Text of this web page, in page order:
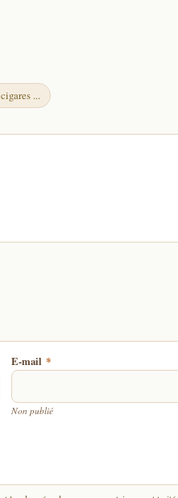
...
E-mail *
Non publié